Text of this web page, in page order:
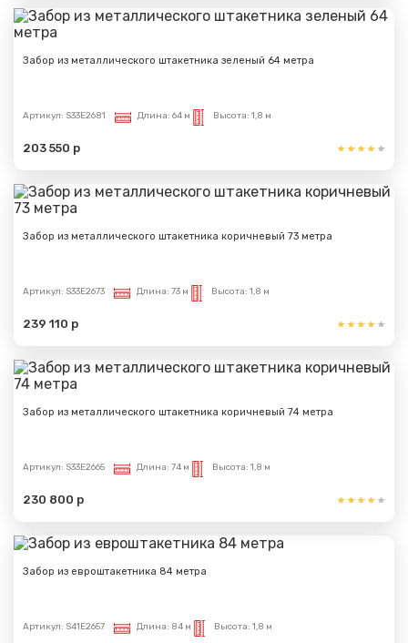
Забор из металлического штакетника зеленый 64 метра
Артикул: S33E2681 Длина: 64 м Высота: 1,8 м
203 550 р
Забор из металлического штакетника коричневый 73 метра
Артикул: S33E2673 Длина: 73 м Высота: 1,8 м
239 110 р
Забор из металлического штакетника коричневый 74 метра
Артикул: S33E2665 Длина: 74 м Высота: 1,8 м
230 800 р
Забор из евроштакетника 84 метра
Артикул: S41E2657 Длина: 84 м Высота: 1,8 м